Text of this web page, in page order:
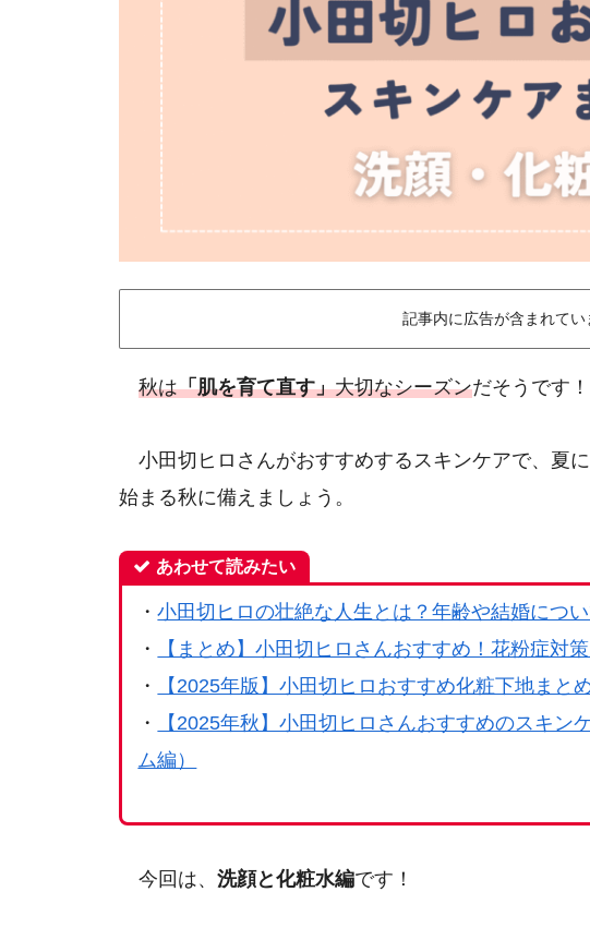
記事内に広告が含まれてい
秋は「肌を育て直す」大切なシーズンだそうです！
小田切ヒロさんがおすすめするスキンケアで、夏
始まる秋に備えましょう。
あわせて読みたい
・小田切ヒロの壮絶な人生とは？年齢や結婚につ
・
【まとめ】小田切ヒロさんおすすめ！花粉症対
・
【2025年版】小田切ヒロおすすめ化粧下地まと
・
【2025年秋】小田切ヒロさんおすすめのスキン
ム編）
今回は、 洗顔と化粧水編です！